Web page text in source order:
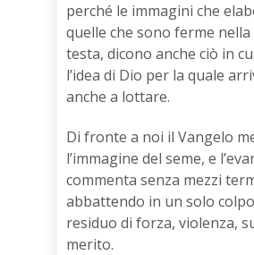
perché le immagini che
quelle che sono ferme
testa, dicono anche ciò in
l’idea di Dio per la quale
anche a lottare.
Di fronte a noi il Vangelo
l’immagine del seme, e
commenta senza mezzi
abbattendo in un solo
residuo di forza, violenza,
merito.